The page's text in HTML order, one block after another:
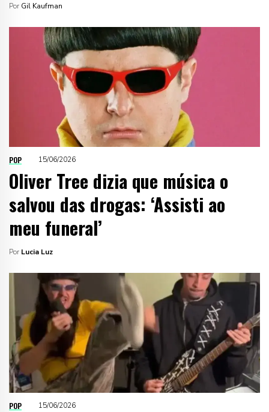
Por Gil Kaufman
POP 15/06/2026
Oliver Tree dizia que música o
salvou das drogas: ‘Assisti ao
meu funeral’
Por Lucia Luz
POP 15/06/2026